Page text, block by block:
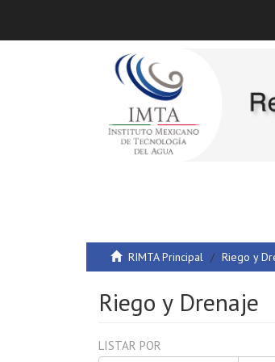
RIMTA Principal Riego y
Riego y Drenaje
LISTAR POR